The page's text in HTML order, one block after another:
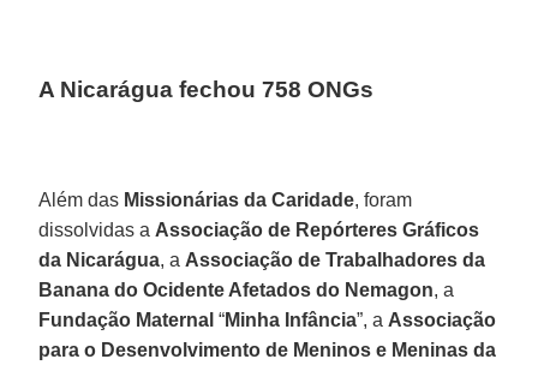
A Nicarágua fechou 758 ONGs
Além das Missionárias da Caridade, foram
dissolvidas a Associação de Repórteres Gráficos
da Nicarágua, a Associação de Trabalhadores da
Banana do Ocidente Afetados do Nemagon, a
Fundação Maternal “Minha Infância”, a Associação
para o Desenvolvimento de Meninos e Meninas da